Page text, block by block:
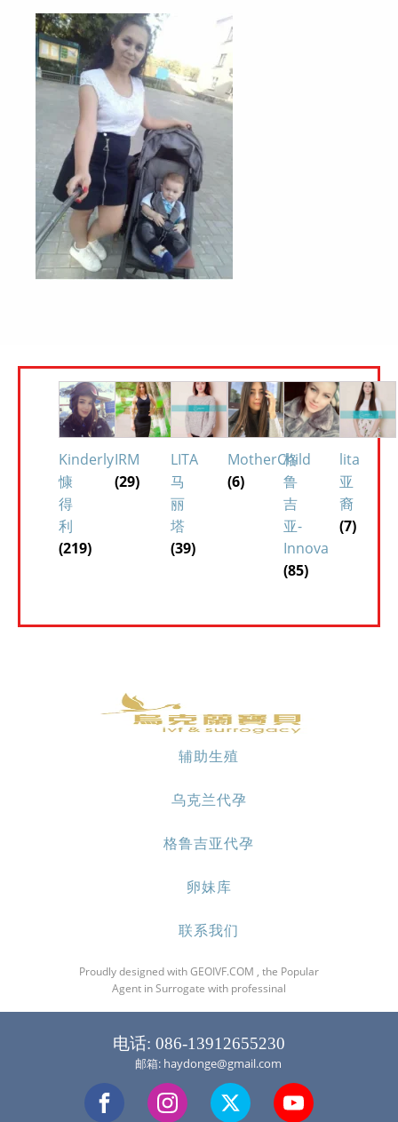
Kinderly
慷
得
利
(219)
IRM
(29)
LITA
马
丽
塔
(39)
MotherChild
(6)
格
鲁
吉
亚-
Innova
(85)
lita
亚
裔
(7)
辅助生殖
乌克兰代孕
格鲁吉亚代孕
卵妹库
联系我们
Proudly designed with GEOIVF.COM , the Popular
Agent in Surrogate with professinal
电话: 086-13912655230
邮箱: haydonge@gmail.com